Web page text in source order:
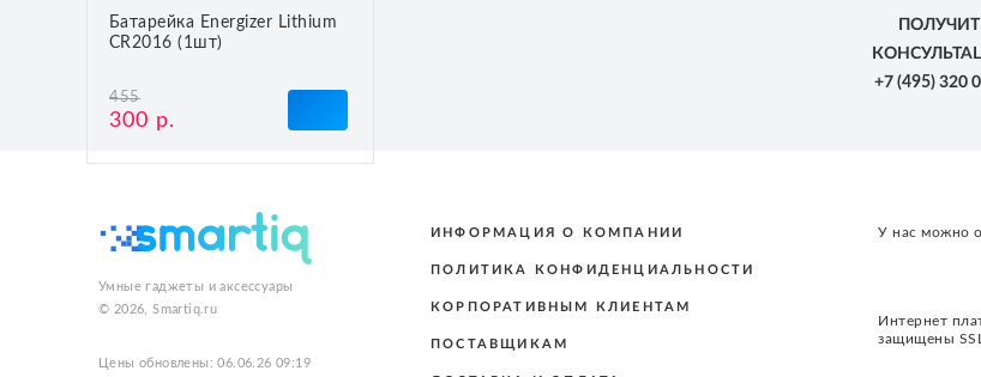
Батарейка Energizer Lithium
CR2016 (1шт)
455
300 р.
+7 (495) 320
Умные гаджеты и аксессуары
© 2026, Smartiq.ru
Цены обновлены: 06.06.26 09:19
ИНФОРМАЦИЯ О КОМПАНИИ
ПОЛИТИКА КОНФИДЕНЦИАЛЬНОСТИ
КОРПОРАТИВНЫМ КЛИЕНТАМ
ПОСТАВЩИКАМ
У нас можно
Интернет
защищены